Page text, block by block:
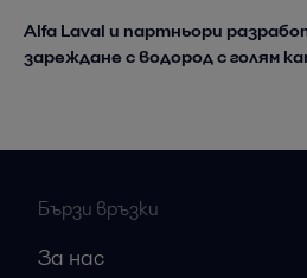
Alfa Laval и партньори
зареждане с водород с голям
Бързи връзки
За нас